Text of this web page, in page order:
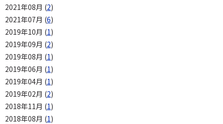
2021年08月 (2)
2021年07月 (6)
2019年10月 (1)
2019年09月 (2)
2019年08月 (1)
2019年06月 (1)
2019年04月 (1)
2019年02月 (2)
2018年11月 (1)
2018年08月 (1)